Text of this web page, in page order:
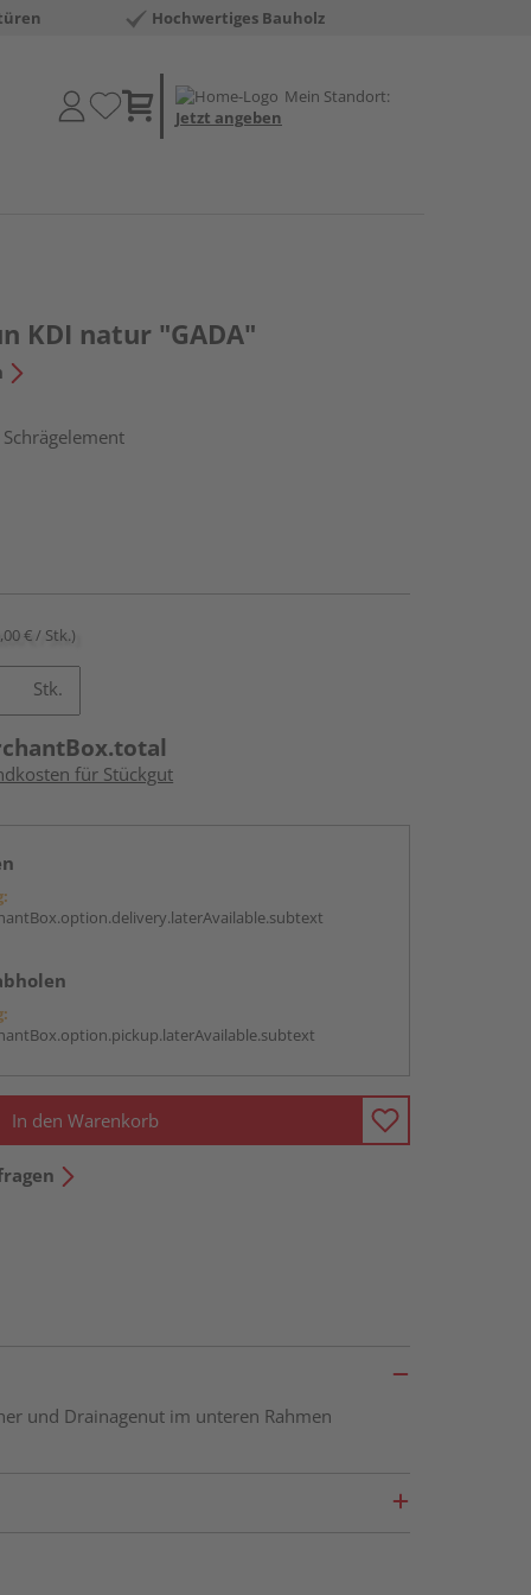
Hochwertiges Bauholz
Mein Standort:
Jetzt angeben
KDI natur "GADA"
€ / Stk.)
Stk.
für Stückgut
In den Warenkorb
und Drainagenut im unteren Rahmen